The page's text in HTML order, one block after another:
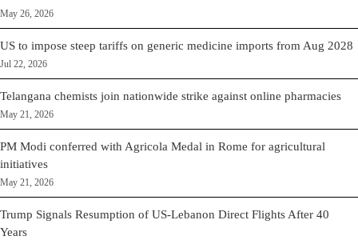
May 26, 2026
US to impose steep tariffs on generic medicine imports from Aug 2028
Jul 22, 2026
Telangana chemists join nationwide strike against online pharmacies
May 21, 2026
PM Modi conferred with Agricola Medal in Rome for agricultural
initiatives
May 21, 2026
Trump Signals Resumption of US-Lebanon Direct Flights After 40
Years